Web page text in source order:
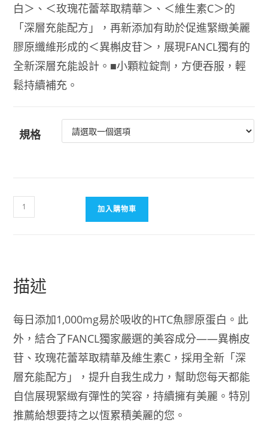
白＞、＜玫瑰花蕾萃取精華＞、＜維生素C＞的
「深層充能配方」，再新添加有助於促進緊緻美麗
膠原纖維形成的＜異槲皮苷＞，展現FANCL獨有的
全新深層充能設計。■小顆粒錠劑，方便吞服，輕
鬆持續補充。
規格
【日
本
FANCL
芳
新
版
Deep
膠
原
蛋
加入購物車
描述
每日添加1,000mg易於吸收的HTC魚膠原蛋白。此
外，結合了FANCL獨家嚴選的美容成分——異槲皮
苷、玫瑰花蕾萃取精華及維生素C，採用全新「深
層充能配方」，提升自我生成力，幫助您每天都能
自信展現緊緻有彈性的笑容，持續擁有美麗。特別
推薦給想要持之以恆累積美麗的您。